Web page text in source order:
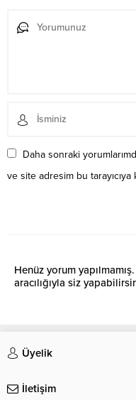
Daha sonraki
ve site adresim bu tarayıcıya
Henüz yorum
aracılığıyla siz
Üyelik
İletişim